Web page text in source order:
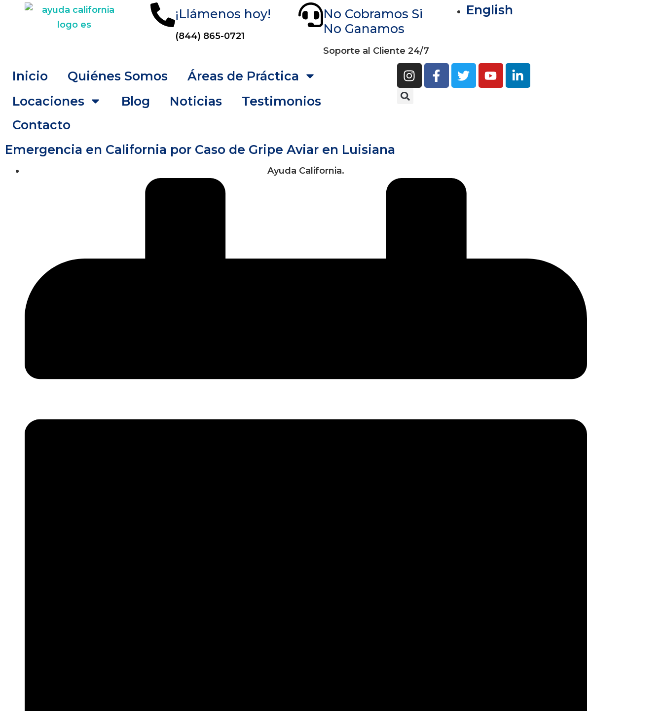
¡Llámenos hoy!
(844) 865-0721
No Cobramos Si
No Ganamos
Soporte al Cliente 24/7
English
Inicio Quiénes Somos
Áreas de Práctica
Locaciones
Blog Noticias
Testimonios
Contacto
Emergencia en California por Caso de Gripe Aviar en Luisiana
Ayuda California.